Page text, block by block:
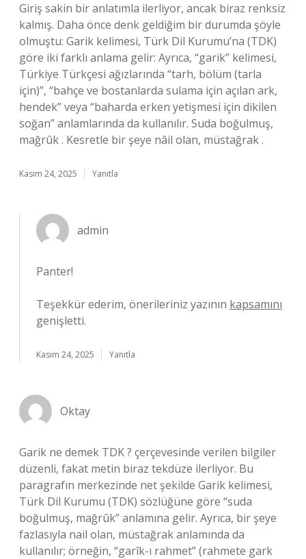
Giriş sakin bir anlatımla ilerliyor, ancak biraz renksiz
kalmış. Daha önce denk geldiğim bir durumda şöyle
olmuştu: Garik kelimesi, Türk Dil Kurumu’na (TDK)
göre iki farklı anlama gelir: Ayrıca, “garik” kelimesi,
Türkiye Türkçesi ağızlarında “tarh, bölüm (tarla
için)”, “bahçe ve bostanlarda sulama için açılan ark,
hendek” veya “baharda erken yetişmesi için dikilen
soğan” anlamlarında da kullanılır. Suda boğulmuş,
mağrûk . Kesretle bir şeye nâil olan, müstağrak .
Kasım 24, 2025 Yanıtla
admin
Panter!
Teşekkür ederim, önerileriniz yazının kapsamını
genişletti.
Kasım 24, 2025 Yanıtla
Oktay
Garik ne demek TDK ? çerçevesinde verilen bilgiler
düzenli, fakat metin biraz tekdüze ilerliyor. Bu
paragrafın merkezinde net şekilde Garik kelimesi,
Türk Dil Kurumu (TDK) sözlüğüne göre “suda
boğulmuş, mağrûk” anlamına gelir. Ayrıca, bir şeye
fazlasıyla nail olan, müstağrak anlamında da
kullanılır; örneğin, “garîk-ı rahmet” (rahmete gark